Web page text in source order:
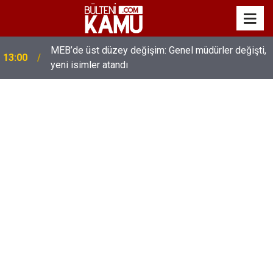
13:00
MEB’de üst düzey değişim: Genel müdürler değişti,
yeni isimler atandı